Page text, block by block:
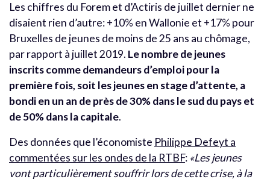
Les chiffres du Forem et d’Actiris de juillet dernier ne
disaient rien d’autre: +10% en Wallonie et +17% pour
Bruxelles de jeunes de moins de 25 ans au chômage,
par rapport à juillet 2019. Le nombre de jeunes
inscrits comme demandeurs d’emploi pour la
première fois, soit les jeunes en stage d’attente, a
bondi en un an de près de 30% dans le sud du pays et
de 50% dans la capitale.
Des données que l’économiste Philippe Defeyt a
commentées sur les ondes de la RTBF: «Les jeunes
vont particulièrement souffrir lors de cette crise, à la